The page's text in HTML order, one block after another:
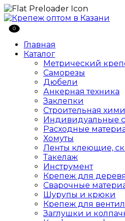
0
Главная
Каталог
Метрический
Саморезы
Дюбели
Анкерная техника
Заклепки
Строительная
Индивидуальные
Расходные
Хомуты
Ленты клеющие,
Такелаж
Инструмент
Крепеж для
Сварочные
Шурупы и крюки
Крепеж для
Заглушки и